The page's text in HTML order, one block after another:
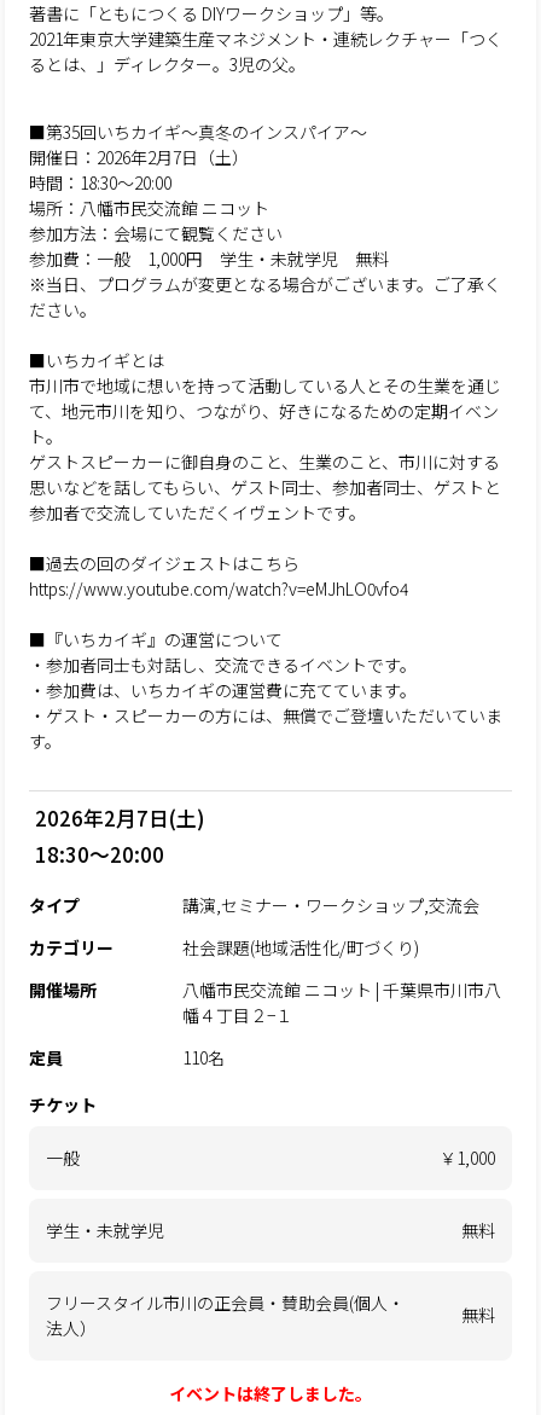
著書に「ともにつくる DIYワークショップ」等。
2021年東京大学建築生産マネジメント・連続レクチャー「つく
るとは、」ディレクター。3児の父。
■第35回いちカイギ～真冬のインスパイア～
開催日：2026年2月7日（土）
時間：18:30〜20:00
場所：八幡市民交流館 ニコット
参加方法：会場にて観覧ください
参加費：一般 1,000円 学生・未就学児 無料
※当日、プログラムが変更となる場合がございます。ご了承く
ださい。
■いちカイギとは
市川市で地域に想いを持って活動している人とその生業を通じ
て、地元市川を知り、つながり、好きになるための定期イベン
ト。
ゲストスピーカーに御自身のこと、生業のこと、市川に対する
思いなどを話してもらい、ゲスト同士、参加者同士、ゲストと
参加者で交流していただくイヴェントです。
■過去の回のダイジェストはこちら
https://www.youtube.com/watch?v=eMJhLO0vfo4
■『いちカイギ』の運営について
・参加者同士も対話し、交流できるイベントです。
・参加費は、いちカイギの運営費に充てています。
・ゲスト・スピーカーの方には、無償でご登壇いただいていま
す。
2026年2月7日(土)
18:30～20:00
タイプ
講演,セミナー・ワークショップ,交流会
カテゴリー
社会課題(地域活性化/町づくり)
開催場所
八幡市民交流館 ニコット | 千葉県市川市八
幡４丁目２−１
定員
110名
チケット
一般 ￥1,000
学生・未就学児 無料
フリースタイル市川の正会員・賛助会員(個人・
法人）
無料
イベントは終了しました。